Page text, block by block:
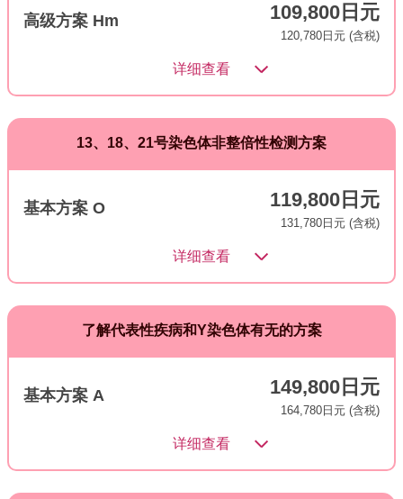
高级方案 Hm 109,800日元
120,780日元 (含税)
详细查看
13、18、21号染色体非整倍性检测方案
基本方案 O 119,800日元
131,780日元 (含税)
详细查看
了解代表性疾病和Y染色体有无的方案
基本方案 A 149,800日元
164,780日元 (含税)
详细查看